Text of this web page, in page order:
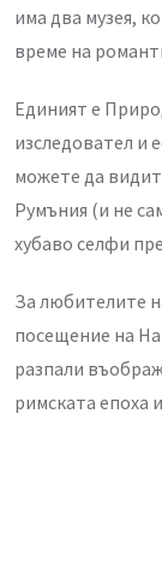
има два музея,
време на
Единият е
изследовател и
можете да
Румъния (и не
хубаво селфи
За любителите
посещение на
разпали
римската епоха